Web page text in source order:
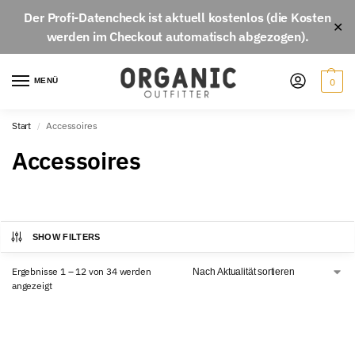
Der Profi-Datencheckist aktuell kostenlos(die Kosten
werden im Checkout automatisch abgezogen).
✕
MENÜ 0
Start / Accessoires
Accessoires
SHOW FILTERS
Ergebnisse 1 – 12 von 34 werden
angezeigt